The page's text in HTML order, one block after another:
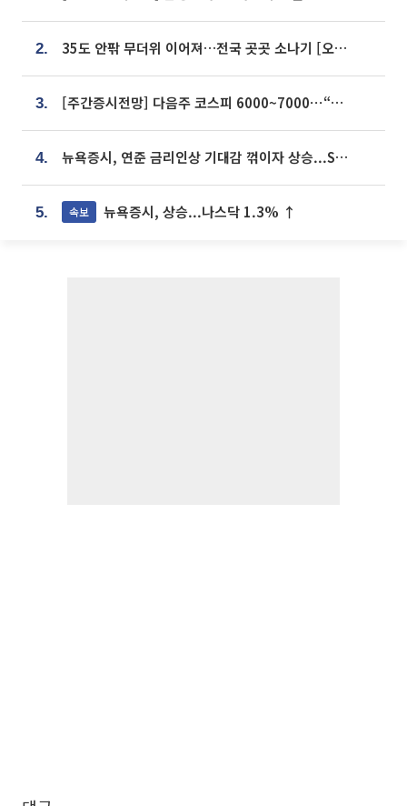
2. 35도 안팎 무더위 이어져…전국 곳곳 소나기 [오늘 날씨]
3. [주간증시전망] 다음주 코스피 6000~7000⋯“外人 수급은 정책이 변수”
4. 뉴욕증시, 연준 금리인상 기대감 꺾이자 상승...S&P500 사상 최고치 [종합]
5. 속보 뉴욕증시, 상승...나스닥 1.3% ↑